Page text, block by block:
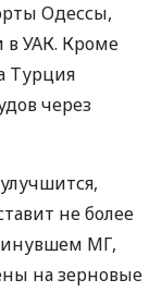
Одессы,
в УАК. Кроме
Турция
через
не более
МГ,
на зерновые